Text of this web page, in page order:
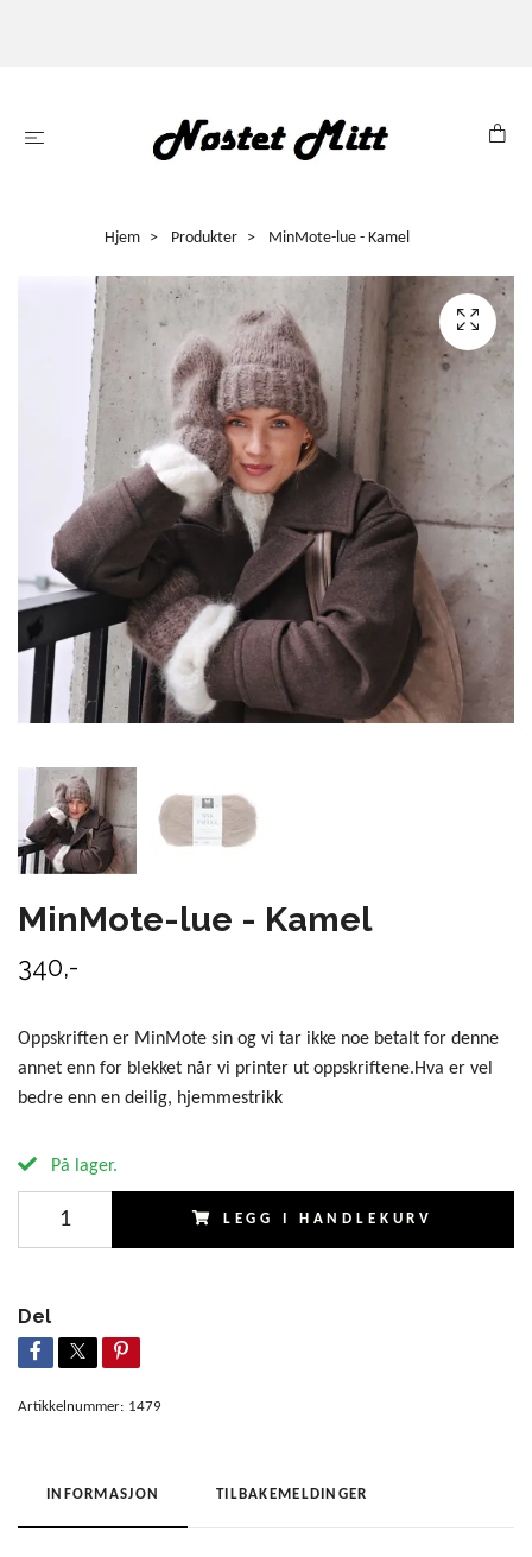
Hjem Produkter MinMote-lue - Kamel
MinMote-lue - Kamel
340,-
Oppskriften er MinMote sin og vi tar ikke noe betalt for denne
annet enn for blekket når vi printer ut oppskriftene.Hva er vel
bedre enn en deilig, hjemmestrikk
På lager.
LEGG I HANDLEKURV
Del
Artikkelnummer: 1479
INFORMASJON TILBAKEMELDINGER